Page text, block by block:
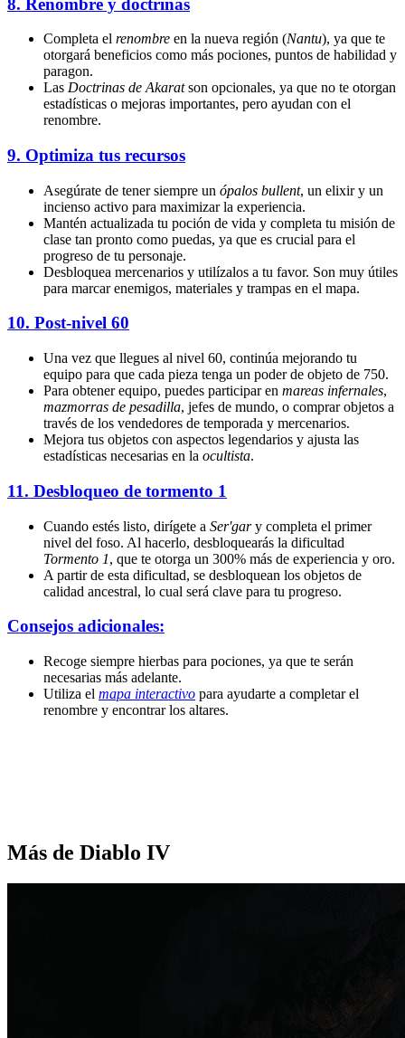
Completa el renombre en la nueva región (Nantu), ya que te
otorgará beneficios como más pociones, puntos de habilidad y
paragon.
Las Doctrinas de Akaratson opcionales, ya que no te otorgan
estadísticas o mejoras importantes, pero ayudan con el
renombre.
9. Optimiza tus recursos
Asegúrate de tener siempre un ópalos bullent, un elixir y un
incienso activo para maximizar la experiencia.
Mantén actualizada tu poción de vida y completa tu misión de
clase tan pronto como puedas, ya que es crucial para el
progreso de tu personaje.
Desbloquea mercenarios y utilízalos a tu favor. Son muy útiles
para marcar enemigos, materiales y trampas en el mapa.
10. Post-nivel 60
Una vez que llegues al nivel 60, continúa mejorando tu
equipo para que cada pieza tenga un poder de objeto de 750.
Para obtener equipo, puedes participar en mareas infernales,
mazmorras de pesadilla, jefes de mundo, o comprar objetos a
través de los vendedores de temporada y mercenarios.
Mejora tus objetos con aspectos legendarios y ajusta las
estadísticas necesarias en la ocultista.
11. Desbloqueo de tormento 1
Cuando estés listo, dirígete a Ser'gary completa el primer
nivel del foso. Al hacerlo, desbloquearás la dificultad
Tormento 1, que te otorga un 300% más de experiencia y oro.
A partir de esta dificultad, se desbloquean los objetos de
calidad ancestral, lo cual será clave para tu progreso.
Consejos adicionales:
Recoge siempre hierbas para pociones, ya que te serán
necesarias más adelante.
Utiliza el mapa interactivo para ayudarte a completar el
renombre y encontrar los altares.
Más de Diablo IV